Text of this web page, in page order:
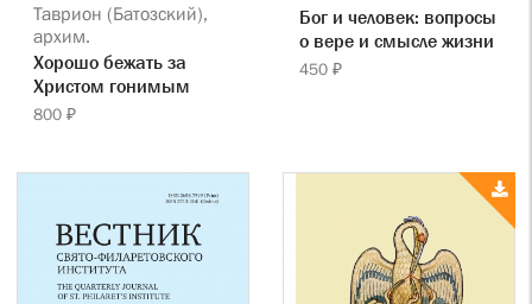
Таврион (Батозский),
архим.
Хорошо бежать за
Христом гонимым
800 ₽
Бог и человек: вопросы
о вере и смысле жизни
450 ₽